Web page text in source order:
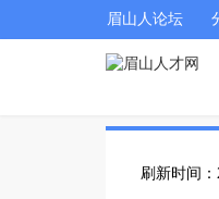
眉山人论坛
刷新时间：